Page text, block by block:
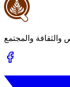
والمجتمع